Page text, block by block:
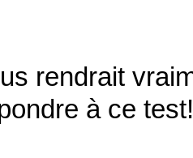
rendrait
à ce test!